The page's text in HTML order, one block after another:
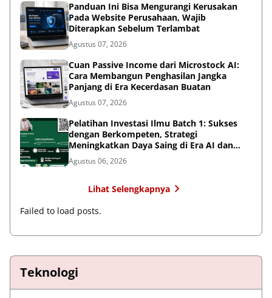
Panduan Ini Bisa Mengurangi Kerusakan
Pada Website Perusahaan, Wajib
Diterapkan Sebelum Terlambat
Agustus 07, 2026
Cuan Passive Income dari Microstock AI:
Cara Membangun Penghasilan Jangka
Panjang di Era Kecerdasan Buatan
Agustus 07, 2026
Pelatihan Investasi Ilmu Batch 1: Sukses
dengan Berkompeten, Strategi
Meningkatkan Daya Saing di Era AI dan
Persaingan Global
Agustus 06, 2026
Lihat Selengkapnya
Failed to load posts.
Teknologi